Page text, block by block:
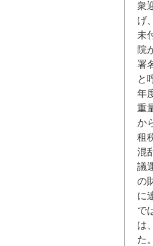
衆
げ
未
院
署
と
年
重
か
租
混
議
の
に
で
は
た